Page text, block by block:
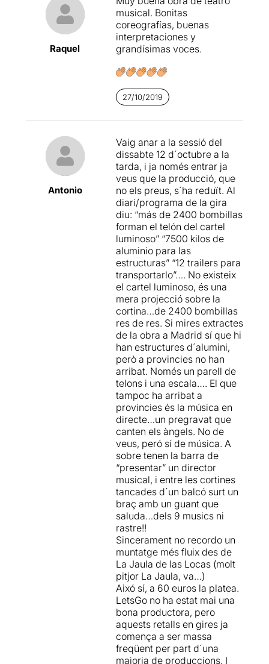
Raquel
musical. Bonitas
coreografías, buenas
interpretaciones y
grandísimas voces.
27/10/2019
Antonio
Vaig anar a la sessió del
dissabte 12 d´octubre a la
tarda, i ja només entrar ja
veus que la producció, que
no els preus, s´ha reduït. Al
diari/programa de la gira
diu: “más de 2400 bombillas
forman el telón del cartel
luminoso” “7500 kilos de
aluminio para las
estructuras” “12 trailers para
transportarlo”…. No existeix
el cartel luminoso, és una
mera projecció sobre la
cortina…de 2400 bombillas
res de res. Si mires extractes
de la obra a Madrid sí que hi
han estructures d´alumini,
però a provincies no han
arribat. Només un parell de
telons i una escala…. El que
tampoc ha arribat a
provincies és la música en
directe…un pregravat que
canten els àngels. No de
veus, peró sí de música. A
sobre tenen la barra de
“presentar” un director
musical, i entre les cortines
tancades d´un balcó surt un
braç amb un guant que
saluda…dels 9 musics ni
rastre!!
Sincerament no recordo un
muntatge més fluix des de
La Jaula de las Locas (molt
pitjor La Jaula, va…)
Aixó sí, a 60 euros la platea.
LetsGo no ha estat mai una
bona productora, pero
aquests retalls en gires ja
comença a ser massa
freqüent per part d´una
majoria de produccions. I